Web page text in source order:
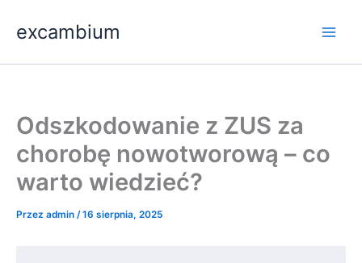
excambium
Odszkodowanie z ZUS za
chorobę nowotworową – co
warto wiedzieć?
Przez admin /16 sierpnia, 2025